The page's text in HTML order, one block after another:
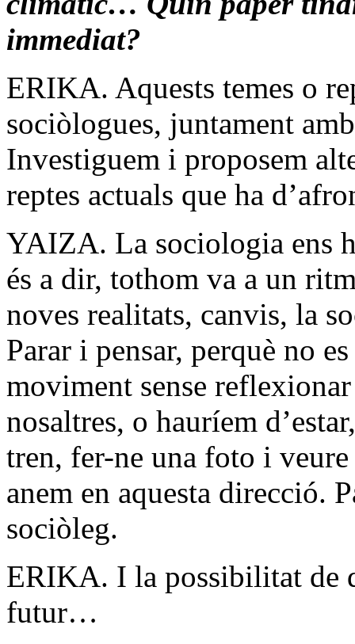
immediat?
ERIKA. Aquests temes o
sociòlogues, juntament
Investiguem i proposem
reptes actuals que ha
YAIZA. La sociologia ens
és a dir, tothom va a un
noves realitats, canvis, la
Parar i pensar, perquè no
moviment sense
nosaltres, o hauríem
tren, fer-ne una foto i
anem en aquesta direcció.
sociòleg.
ERIKA. I la possibilitat de
futur…